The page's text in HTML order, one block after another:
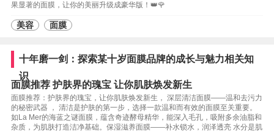
果显著的面膜，让你的美丽升级成豪华版！👑🌹
美容 面膜
十年磨一剑：探索某十岁面膜品牌的成长与魅力相关知
识
面膜推荐 护肤界的瑰宝 让你肌肤焕发新生
面膜推荐：护肤界的瑰宝，让你肌肤焕发新生， 深层清洁面膜——温和去污力
的秘密武器 ， 清洁是护肤的第一步，选择一款温和而有效的面膜至关重要。
如La Mer的海蓝之谜面膜，蕴含奇迹酵母精华，能深入毛孔，吸附多余油脂和
杂质，为肌肤打造洁净基础。保湿滋养面膜——补水锁水，润泽透亮 水分是肌